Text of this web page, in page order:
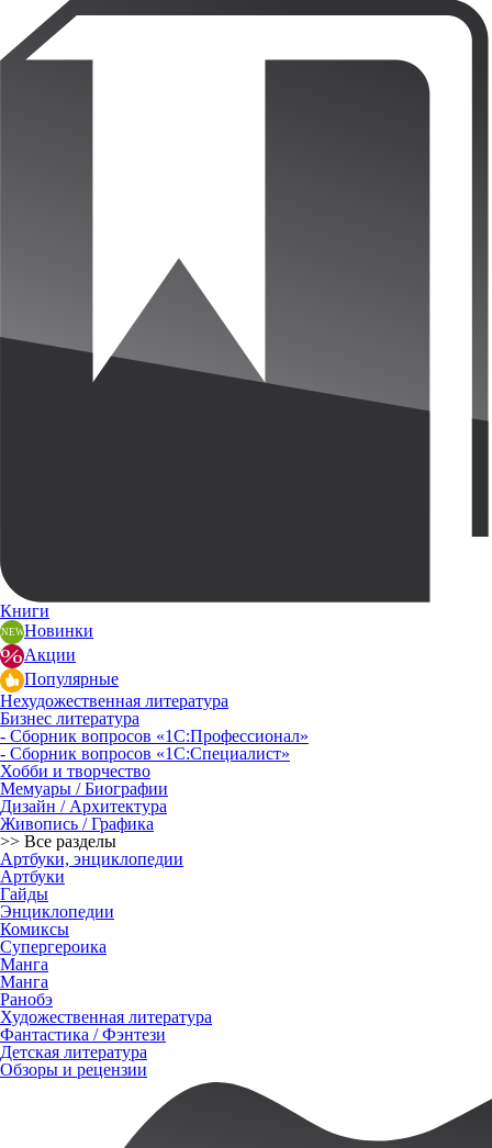
Книги
Новинки
Акции
Популярные
Нехудожественная литература
Бизнес литература
- Сборник вопросов «1С:Профессионал»
- Сборник вопросов «1С:Специалист»
Хобби и творчество
Мемуары / Биографии
Дизайн / Архитектура
Живопись / Графика
>> Все разделы
Артбуки, энциклопедии
Артбуки
Гайды
Энциклопедии
Комиксы
Супергероика
Манга
Манга
Ранобэ
Художественная литература
Фантастика / Фэнтези
Детская литература
Обзоры и рецензии